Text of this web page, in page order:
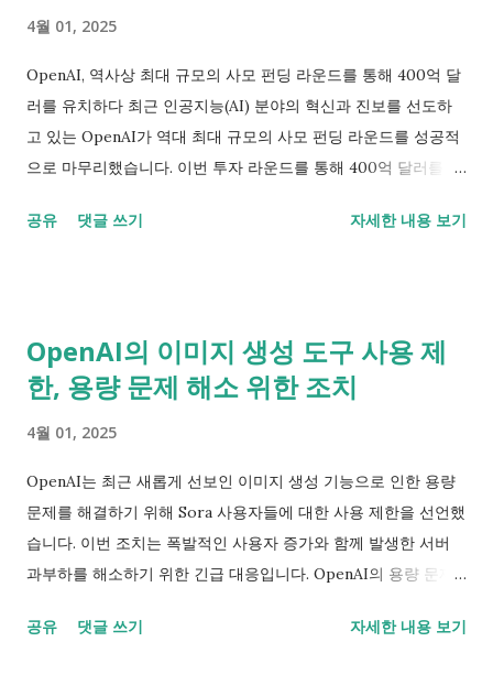
기능이나 요리 추천 같은 서비스들이 그 예입니다. 그러나,
Amazon이 발표한 웹 애플리케이션은 아직도 명확한 출시 일정
이 정해지지 않은 상태입니다. Alexa+의 인프라 문제 레포트에 따
르면, Alexa+는 처음부터 AI 인프라의 기술적 문제로 어려움을 겪
고 있는 듯 보입니다. 면밀히 조사가 이루어지지 않은 상태에서의
이 위기를 어떻게 극복할 계획인지 아직 명확히 밝히지 않았습니
를 다지는 데 상당한 걸림돌이 될 수 있습니다. 이제 관심은
Amazon이 이러한 문제들을 어떻게 해결하고, 사용자 요구에 부
응하는 더 나은 AI 서비스를 제공할 것인지에 쏠리고 있습니다.
4월 01, 2025
OpenAI, 역사상 최대 규모의 사모 펀딩 라운드를 통해 400억 달
러를 유치하다 최근 인공지능(AI) 분야의 혁신과 진보를 선도하
고 있는 OpenAI가 역대 최대 규모의 사모 펀딩 라운드를 성공적
으로 마무리했습니다. 이번 투자 라운드를 통해 400억 달러를 유
길을 끌고 있습니다. 중요한 투자자들과 SoftBank의 역할 CNBC
OpenAI가 AI 연구를 더욱 심화하고, 컴퓨팅 인프라를 확대하며,
매주 5억 명이 사용하는 ChatGPT를 더욱 강력하게 개선할 수 있
는 유치한 자금을 통해 Stargate라는 대규모 인프라 프로젝트를
진행하고 있습니다. 이는 미국 전역에 AI 데이터 센터 네트워크를
구축하려는 프로젝트로 약 180억 달러가 투입될 예정입니다. 이
런 프로젝트는 OpenAI가 AI 분야의 선두주자로 자리매김하기 위
한 중요한 발판이 될 것입니다. OpenAI는 발표를 통해 “새로운
며, ChatGPT를 사용해 더욱 강력한 도구를 제공하는 데 도움이
공유 댓글 쓰기 자세한 내용 보기
OpenAI의 이미지 생성 도구 사용 제
한, 용량 문제 해소 위한 조치
4월 01, 2025
OpenAI는 최근 새롭게 선보인 이미지 생성 기능으로 인한 용량
문제를 해결하기 위해 Sora 사용자들에 대한 사용 제한을 선언했
습니다. 이번 조치는 폭발적인 사용자 증가와 함께 발생한 서버
과부하를 해소하기 위한 긴급 대응입니다. OpenAI의 용량 문제
기능으로 인한 과도한 트래픽을 해결하기 위해 일부 기능을 제한
공유 댓글 쓰기 자세한 내용 보기